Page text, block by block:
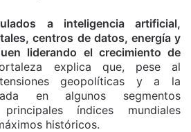
a inteligencia artificial,
centros de datos, energía y
liderando el crecimiento de
explica que, pese al
geopolíticas y a la
en algunos segmentos
índices mundiales
históricos.